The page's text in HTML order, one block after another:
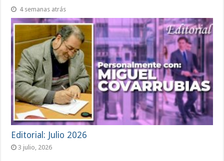
4 semanas atrás
Editorial: Julio 2026
3 julio, 2026